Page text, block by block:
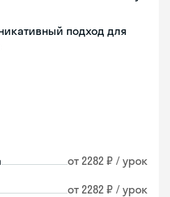
подход для
от 2282 ₽ / урок
от 2282 ₽ / урок